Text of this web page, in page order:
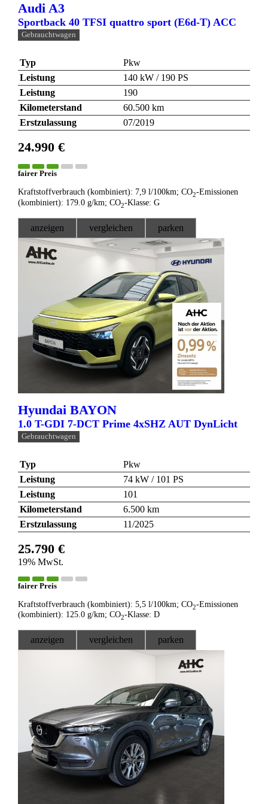
Audi A3
Sportback 40 TFSI quattro sport (E6d-T) ACC
Gebrauchtwagen
Typ
Pkw
Leistung
140 kW / 190 PS
Leistung
190
Kilometerstand
60.500 km
Erstzulassung
07/2019
24.990 €
fairer Preis
Kraftstoffverbrauch (kombiniert): 7,9 l/100km; CO2-Emissionen
(kombiniert): 179.0 g/km; CO2-Klasse: G
anzeigen vergleichen parken
Hyundai BAYON
1.0 T-GDI 7-DCT Prime 4xSHZ AUT DynLicht
Gebrauchtwagen
Typ
Pkw
Leistung
74 kW / 101 PS
Leistung
101
Kilometerstand
6.500 km
Erstzulassung
11/2025
25.790 €
19% MwSt.
fairer Preis
Kraftstoffverbrauch (kombiniert): 5,5 l/100km; CO2-Emissionen
(kombiniert): 125.0 g/km; CO2-Klasse: D
anzeigen vergleichen parken